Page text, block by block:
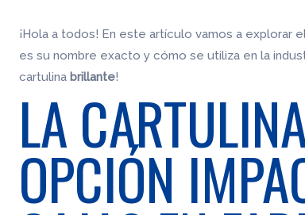
¡Hola a todos! En este artículo vamos a explorar
es su nombre exacto y cómo se utiliza en la
cartulina brillante!
LA
OPCIÓN